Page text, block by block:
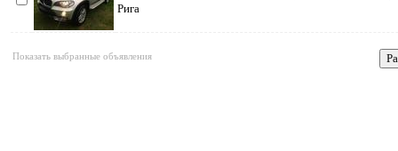
Рига
Показать выбранные объявления